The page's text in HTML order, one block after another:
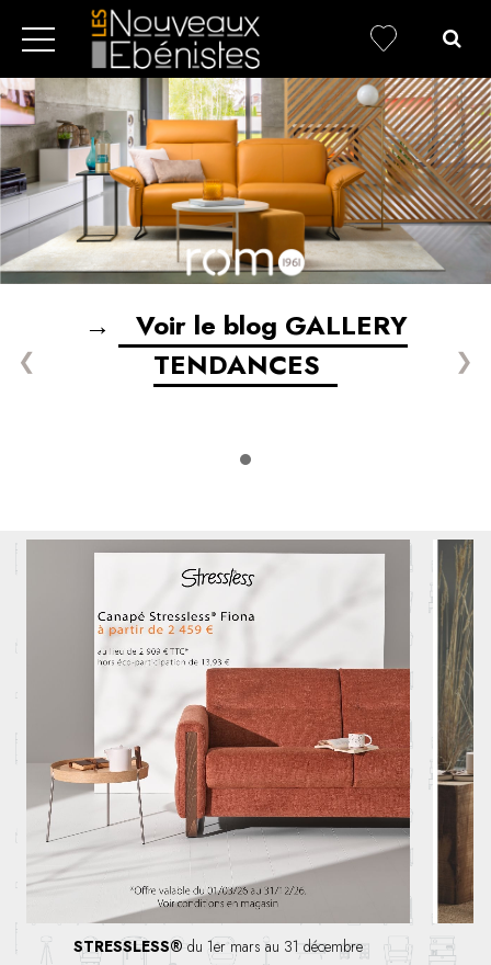
→
Voir le blog GALLERY
TENDANCES
❮ ❯
STRESSLESS® du 1er mars au 31 décembre